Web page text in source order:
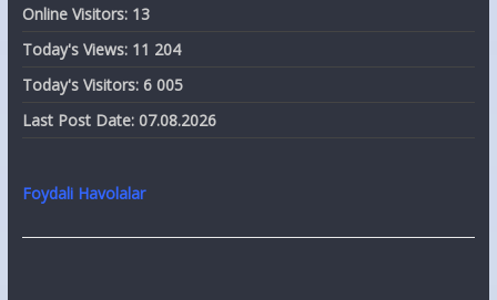
Online Visitors: 13
Today's Views: 11 204
Today's Visitors: 6 005
Last Post Date: 07.08.2026
Foydali Havolalar